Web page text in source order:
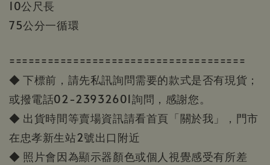
10公尺長
75公分一循環
=====================================
◆ 下標前，請先私訊詢問需要的款式是否有現貨；
或撥電話02-23932601詢問，感謝您。
◆ 出貨時間等賣場資訊請看首頁「關於我」，門市
在忠孝新生站2號出口附近
◆ 照片會因為顯示器顏色或個人視覺感受有所差